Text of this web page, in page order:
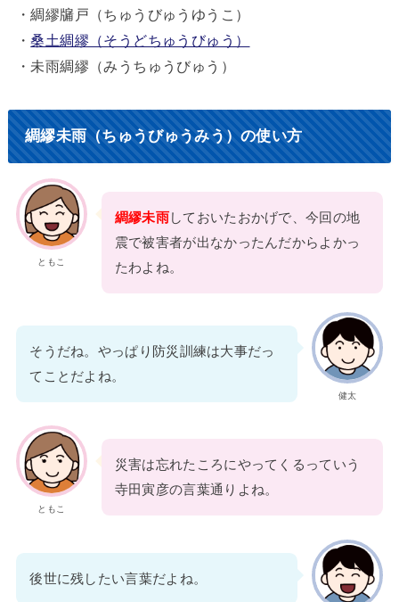
・綢繆牖戸（ちゅうびゅうゆうこ）
・桑土綢繆（そうどちゅうびゅう）
・未雨綢繆（みうちゅうびゅう）
綢繆未雨（ちゅうびゅうみう）の使い方
ともこ
綢繆未雨しておいたおかげで、今回の地
震で被害者が出なかったんだからよかっ
たわよね。
健太
そうだね。やっぱり防災訓練は大事だっ
てことだよね。
ともこ
災害は忘れたころにやってくるっていう
寺田寅彦の言葉通りよね。
後世に残したい言葉だよね。